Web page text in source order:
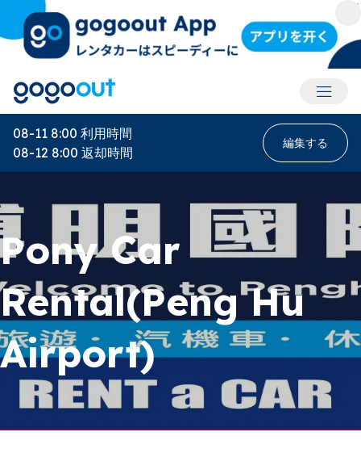
アカウ
08-11 8:00 利用時間
08-12 8:00 返却時間
編集する
Pony Car
Rental(Peng Hu
Airport)